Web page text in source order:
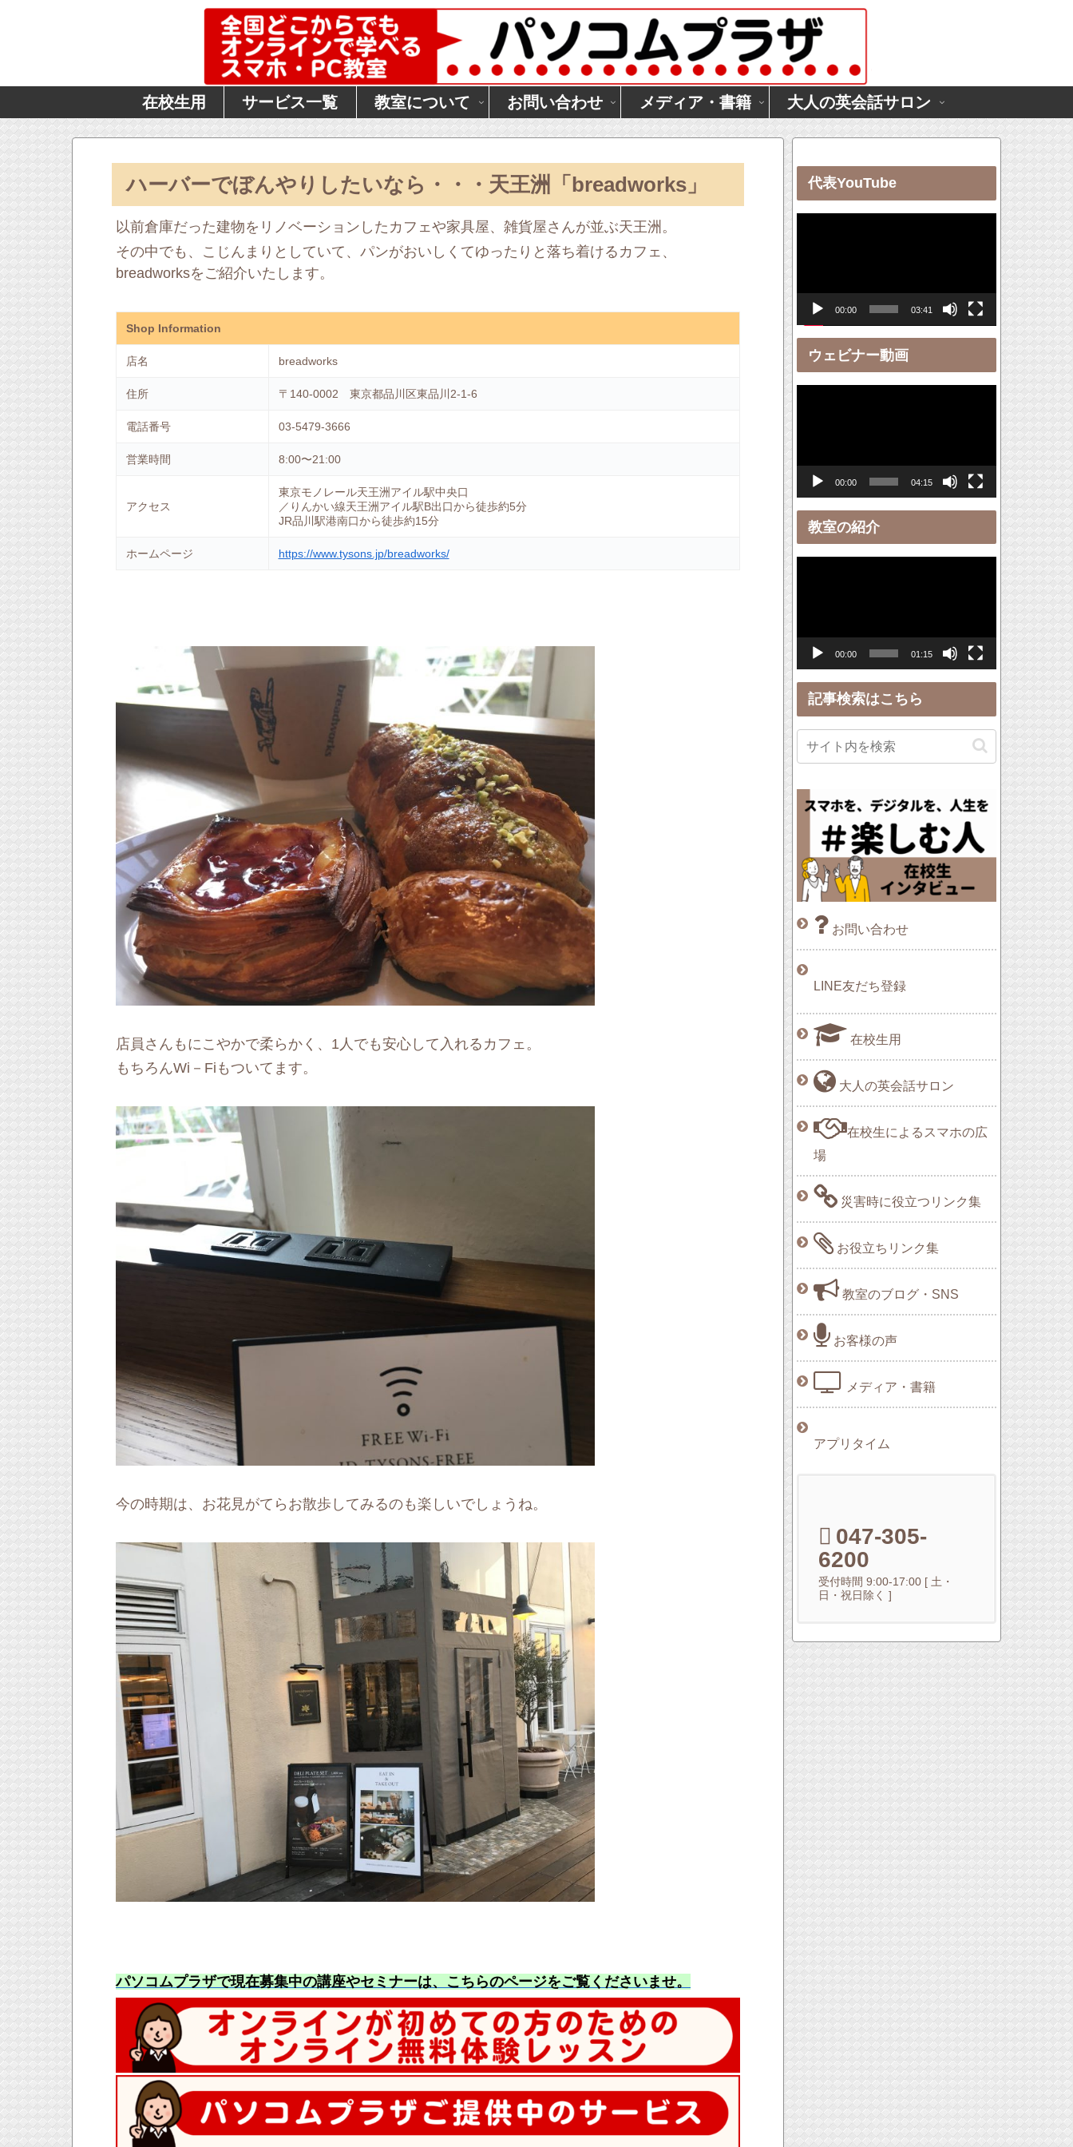
在校生用 サービス一覧 教室について お問い合わせ メディア・書籍 大人の英会話サロン
ハーバーでぼんやりしたいなら・・・天王洲「breadworks」
以前倉庫だった建物をリノベーションしたカフェや家具屋、雑貨屋さんが並ぶ天王洲。
その中でも、こじんまりとしていて、パンがおいしくてゆったりと落ち着けるカフェ、
breadworksをご紹介いたします。
Shop Information
店名 breadworks
住所 〒140-0002 東京都品川区東品川2-1-6
電話番号 03-5479-3666
営業時間 8:00〜21:00
アクセス
東京モノレール天王洲アイル駅中央口
／りんかい線天王洲アイル駅B出口から徒歩約5分
JR品川駅港南口から徒歩約15分
ホームページ https://www.tysons.jp/breadworks/
店員さんもにこやかで柔らかく、1人でも安心して入れるカフェ。
もちろんWi－Fiもついてます。
今の時期は、お花見がてらお散歩してみるのも楽しいでしょうね。
パソコムプラザで現在募集中の講座やセミナーは、こちらのページをご覧くださいませ。
代表YouTube
レ
ヤ
00:00 03:41
ウェビナー動画
レ
ヤ
ー
00:00 04:15
教室の紹介
レ
ヤ
ー
00:00 01:15
記事検索はこちら
お問い合わせ
LINE友だち登録
在校生用
大人の英会話サロン
在校生によるスマホの広
場
災害時に役立つリンク集
お役立ちリンク集
教室のブログ・SNS
お客様の声
メディア・書籍
アプリタイム
047-305-
6200
受付時間 9:00-17:00 [ 土・
日・祝日除く ]